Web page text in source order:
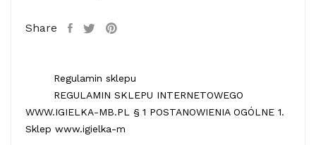
Share
Regulamin sklepu
REGULAMIN SKLEPU INTERNETOWEGO
WWW.IGIELKA-MB.PL § 1 POSTANOWIENIA OGÓLNE 1.
Sklep www.igielka-m